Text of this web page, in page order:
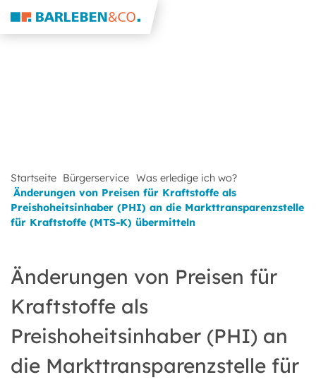
Startseite Bürgerservice Was erledige ich wo?
Änderungen von Preisen für Kraftstoffe als
Preishoheitsinhaber (PHI) an die Markttransparenzstelle
für Kraftstoffe (MTS-K) übermitteln
Änderungen von Preisen für
Kraftstoffe als
Preishoheitsinhaber (PHI) an
die Markttransparenzstelle für